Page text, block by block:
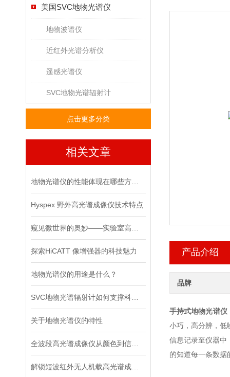
美国SVC地物光谱仪
地物波谱仪
近红外光谱分析仪
遥感光谱仪
SVC地物光谱辐射计
点击更多分类
相关文章
Hyspex 野外高光谱成像仪技术特点
探索HiCATT 像增强器的科技魅力
地物光谱仪的用途是什么？
关于地物光谱仪的特性
产品介绍
品牌
手持式地物光谱
小巧，高分辨，低
信息记录至仪器中
的知道每一条数据